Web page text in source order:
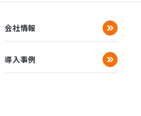
会社情報
導入事例